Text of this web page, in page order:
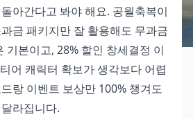
아간다고 봐야 해요. 공월축복이
금 패키지만 잘 활용해도 무과금
기본이고, 28% 할인 창세결정 이
어 캐릭터 확보가 생각보다 어렵
랑 이벤트 보상만 100% 챙겨도
라집니다.